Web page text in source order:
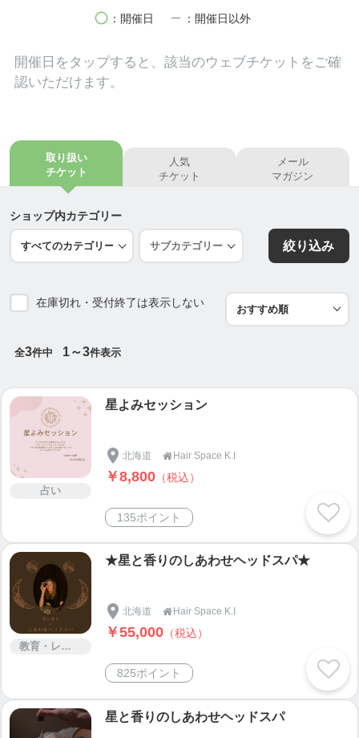
そしてその美しさを最大限に引き出すのが私たちの
術や商品をご紹介致します。
長年のサロンワークで痛感している事...それは現代
人の慢性的な疲れです。
自然から遠のき電気機器に囲まれエネルギーの低い
食生活etc....。
疲れている事すら気がついていない現代人ですが、
そこで当店では当店に滞在している時くらいリラッ
クスして癒されて頂きたく、サロン環境を整えてお
空間全体をマイナスイオンで包み込み、
を焚いて皆様のエネルギーを整えております。
また当店オリジナルのメンタル・フィジカルのバラ
ンスを整えて癒してくれるヘッドスパもございま
す。
これらの３つの柱、どれが欠けてもいけません。
それは美とは外観的なものだけでは表現できないか
らです。
Hair Space K.Iでは”髪が美しくなる”以上の物を経験
して頂けたらと思います。
circle ：開催日 remove ：開催日以外
開催日を タップすると、該当のウェブチケットをご確
認いただけます。
取り扱い
チケット
人気
チケット
メール
マガジン
ショップ内カテゴリー
絞り込み
在庫切れ・受付終了は表示しない
全3件中 1～3件表示
占い
星よみセッション
北海道 Hair Space K.I
￥8,800 （税込）
135ポイント
教育・レッスン・講習
★星と香りのしあわせヘッドスパ★
北海道  Hair Space K.I
￥55,000 （税込）
825ポイント
星と香りのしあわせヘッドスパ